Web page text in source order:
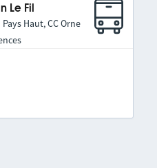
Le Fil
Haut, CC Orne